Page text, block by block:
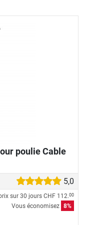
poulie Cable
5,0
sur 30 jours CHF 112.00
Vous économisez 8%